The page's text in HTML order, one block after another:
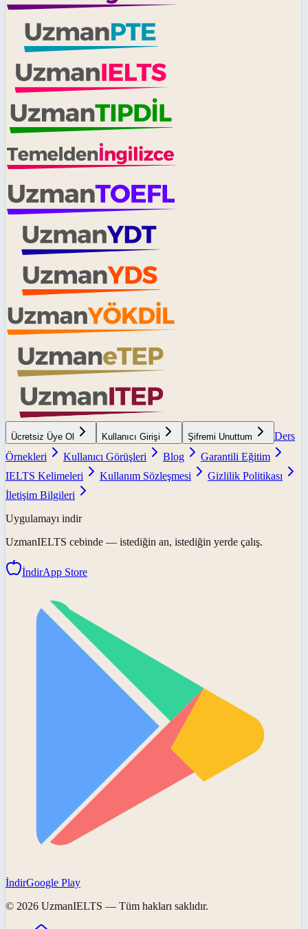
Ücretsiz Üye Ol Kullanıcı Girişi Şifremi Unuttum
Ders
Örnekleri
Kullanıcı Görüşleri Blog
Garantili Eğitim
IELTS Kelimeleri
Kullanım Sözleşmesi
Gizlilik Politikası
İletişim Bilgileri
Uygulamayı indir
UzmanIELTS cebinde — istediğin an, istediğin yerde çalış.
İndirApp Store
İndirGoogle Play
© 2026 UzmanIELTS — Tüm hakları saklıdır.